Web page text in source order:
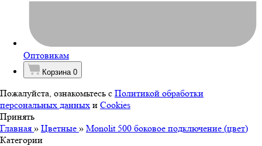
Оптовикам
Корзина 0
Пожалуйста, ознакомьтесь с Политикой обработки
персональных данных и Cookies
Принять
Главная » Цветные » Monolit 500 боковое подключение (цвет)
Категории